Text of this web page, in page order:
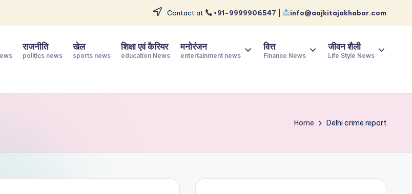
Contact at +91-9999906547 | info@aajkitajakhabar.com
राजनीति
politics news
खेल
sports news
शिक्षा एवं कैरियर
education News
मनोरंजन
entertainment news
वित्त
Finance News
जीवन शैली
Life Style News
Home Delhi crime report